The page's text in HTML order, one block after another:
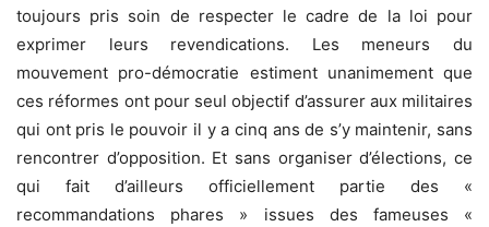
toujours pris soin de respecter le cadre de la loi pour
exprimer leurs revendications. Les meneurs du
mouvement pro-démocratie estiment unanimement que
ces réformes ont pour seul objectif d’assurer aux militaires
qui ont pris le pouvoir il y a cinq ans de s’y maintenir, sans
rencontrer d’opposition. Et sans organiser d’élections, ce
qui fait d’ailleurs officiellement partie des «
recommandations phares » issues des fameuses «